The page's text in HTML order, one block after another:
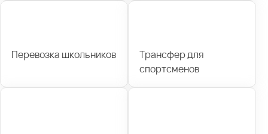
Перевозка школьников
Трансфер для
спортсменов